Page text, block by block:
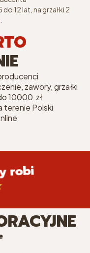
do 12 lat, na grzałki 2
zawory, grzałki
10000 zł
terenie Polski
robi